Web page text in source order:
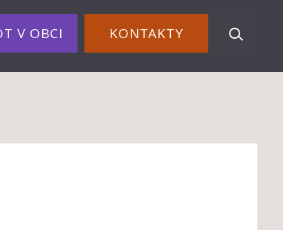
V OBCI KONTAKTY